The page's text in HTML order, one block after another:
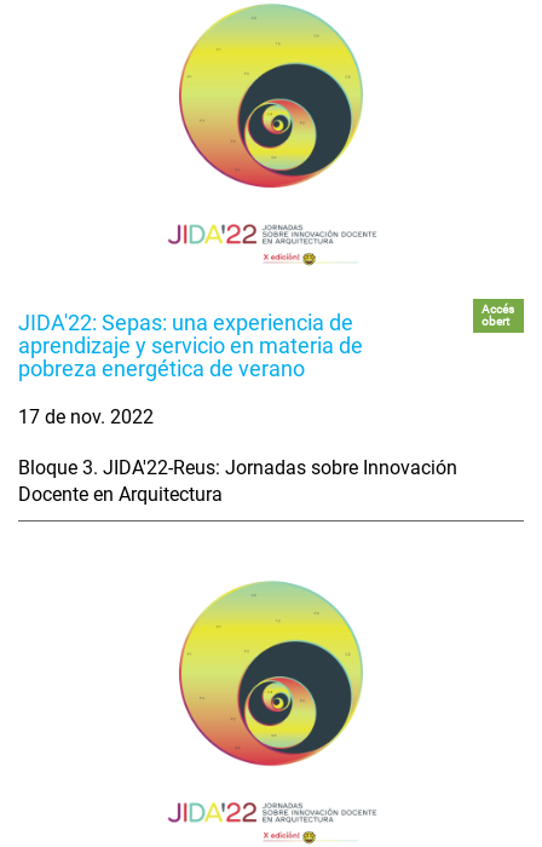
JIDA'22: Sepas: una experiencia de
aprendizaje y servicio en materia de
pobreza energética de verano
Accés
obert
17 de nov. 2022
Bloque 3. JIDA'22-Reus: Jornadas sobre Innovación
Docente en Arquitectura